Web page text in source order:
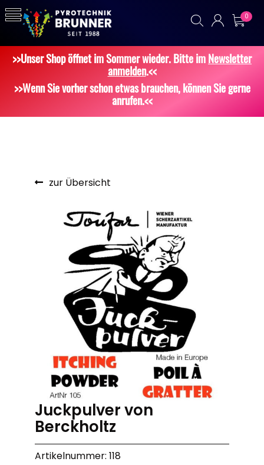
0
>>Unser Shop öffnet im Sommer wieder. Bitte imNewsletter
anmelden.<<
>>Wenn Sie vorher schon etwas brauchen, können Sie gerne
anrufen.<<
zur Übersicht
Juckpulver von
Berckholtz
Artikelnummer: 118